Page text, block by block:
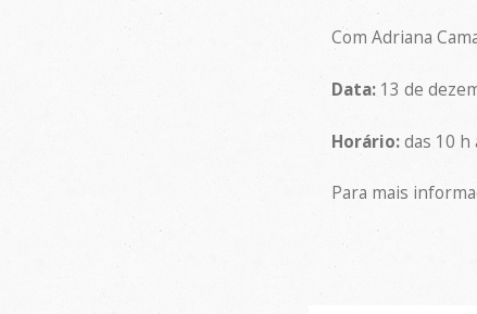
Com Adriana
Data: 13 de
Horário:das 10 h
Para mais